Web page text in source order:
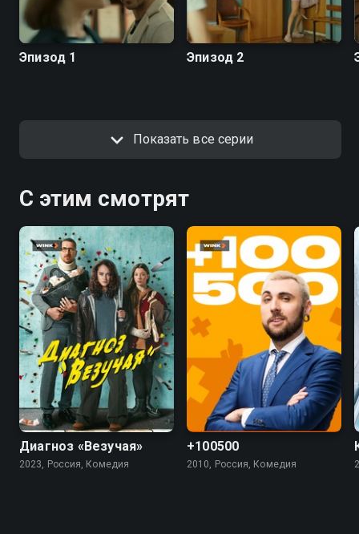
Эпизод 1 Эпизод 2
Показать все серии
С этим смотрят
7.4
Диагноз «Везучая»
2023, Россия, Комедия
5.5 4.5
+100500
2010, Россия, Комедия